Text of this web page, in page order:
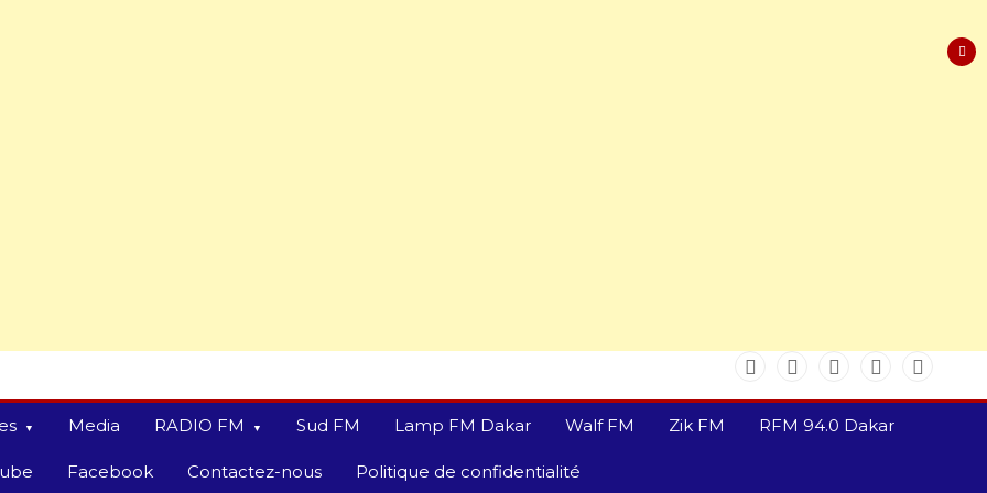
Media RADIO FM Sud FM Lamp FM Dakar Walf FM Zik FM RFM 94.0 Dakar
Facebook Contactez-nous Politique de confidentialité